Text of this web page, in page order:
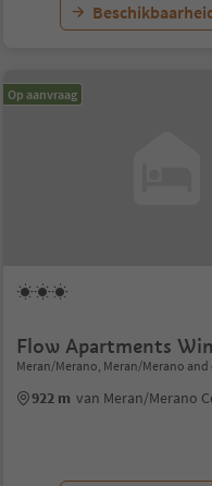
Op aanvraag
Flow Apartments
Meran/Merano, Meran/Merano
922 m van Meran/Merano